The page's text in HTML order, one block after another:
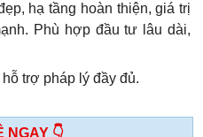
hạ tầng hoàn thiện, giá trị
Phù hợp đầu tư lâu dài,
trợ pháp lý đầy đủ.
NGAY 👇